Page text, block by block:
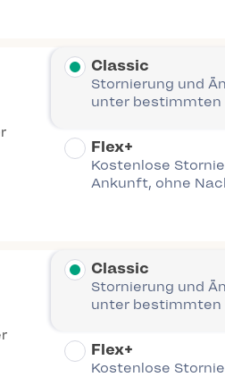
Classic
Stornierung und
unter bestimmten
Flex+
Kostenlose
Ankunft, ohne
Classic
Stornierung und
unter bestimmten
Flex+
Kostenlose